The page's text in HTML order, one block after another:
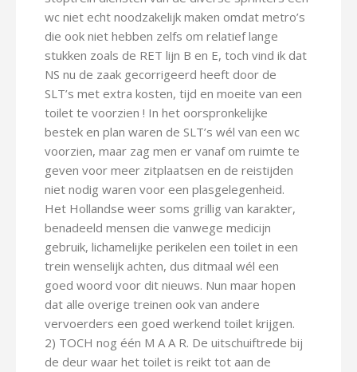
wc niet echt noodzakelijk maken omdat metro’s
die ook niet hebben zelfs om relatief lange
stukken zoals de RET lijn B en E, toch vind ik dat
NS nu de zaak gecorrigeerd heeft door de
SLT’s met extra kosten, tijd en moeite van een
toilet te voorzien ! In het oorspronkelijke
bestek en plan waren de SLT’s wél van een wc
voorzien, maar zag men er vanaf om ruimte te
geven voor meer zitplaatsen en de reistijden
niet nodig waren voor een plasgelegenheid.
Het Hollandse weer soms grillig van karakter,
benadeeld mensen die vanwege medicijn
gebruik, lichamelijke perikelen een toilet in een
trein wenselijk achten, dus ditmaal wél een
goed woord voor dit nieuws. Nun maar hopen
dat alle overige treinen ook van andere
vervoerders een goed werkend toilet krijgen.
2) TOCH nog één M A A R. De uitschuiftrede bij
de deur waar het toilet is reikt tot aan de